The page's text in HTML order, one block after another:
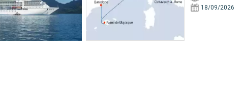
18/09/2026